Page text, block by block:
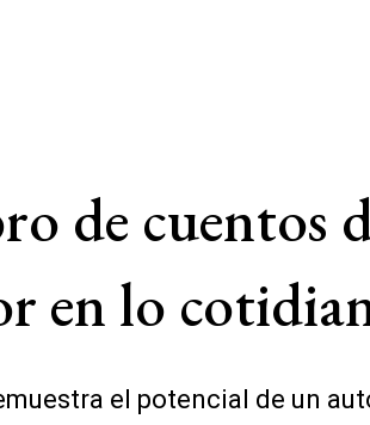
de cuentos
en lo
el potencial de un